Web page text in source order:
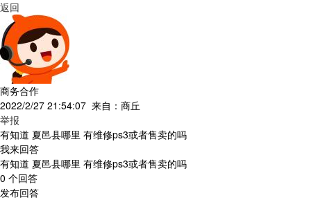
返回
商务合作
2022/2/27 21:54:07 来自： 商丘
举报
有知道 夏邑县哪里 有维修ps3或者售卖的吗
我来回答
有知道 夏邑县哪里 有维修ps3或者售卖的吗
0 个回答
发布回答